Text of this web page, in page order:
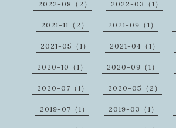
2022-08（2） 2022-03（1）
2021-11（2） 2021-09（1）
2021-05（1） 2021-04（1）
2020-10（1） 2020-09（1）
2020-07（1） 2020-05（2）
2019-07（1） 2019-03（1）